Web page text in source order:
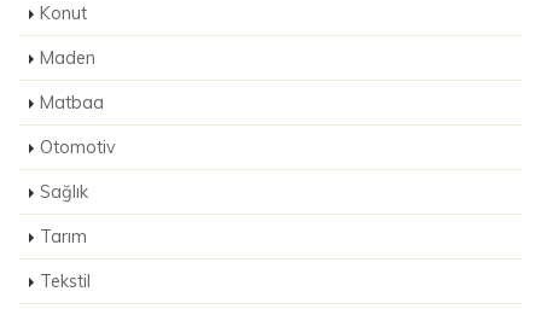
Konut
Maden
Matbaa
Otomotiv
Sağlık
Tarım
Tekstil